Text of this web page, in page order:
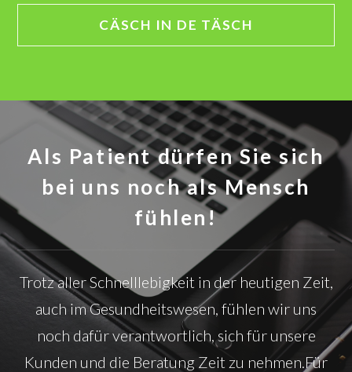
CÄSCH IN DE TÄSCH
Als Patient dürfen Sie sich
bei uns noch als Mensch
fühlen!
Trotz aller Schnelllebigkeit in der heutigen Zeit,
auch im Gesundheitswesen, fühlen wir uns
noch dafür verantwortlich, sich für unsere
Kunden und die Beratung Zeit zu nehmen. Für